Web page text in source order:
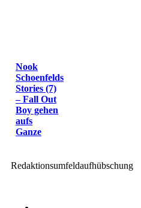
Nook
Schoenfelds
Stories (7)
– Fall Out
Boy gehen
aufs
Ganze
Redaktionsumfeldaufhübschung